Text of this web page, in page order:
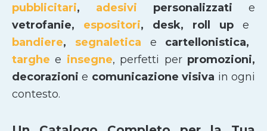
pubblicitari, adesivi personalizzati e
vetrofanie, espositori, desk, roll up e
bandiere, segnaletica e cartellonistica,
targhee insegne, perfetti per promozioni,
decorazionie comunicazione visiva in ogni
contesto.